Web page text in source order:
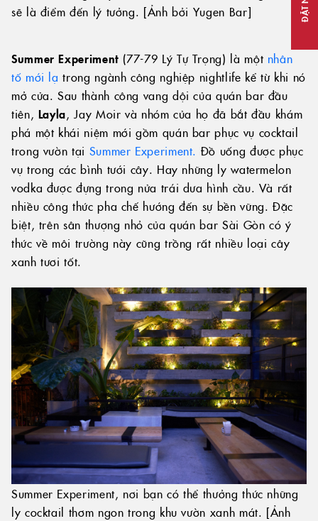
sẽ là điểm đến lý tưởng. [Ảnh bởi Yugen Bar]
Summer Experiment(77-79 Lý Tự Trọng) là một nhân
tố mới lạ trong ngành công nghiệp nightlife kể từ khi nó
mở cửa. Sau thành công vang dội của quán bar đầu
tiên, Layla, Jay Moir và nhóm của họ đã bắt đầu khám
phá một khái niệm mới gồm quán bar phục vụ cocktail
trong vườn tại Summer Experiment. Đồ uống được phục
vụ trong các bình tưới cây. Hay những ly watermelon
vodka được đựng trong nửa trái dưa hình cầu. Và rất
nhiều công thức pha chế hướng đến sự bền vững. Đặc
biệt, trên sân thượng nhỏ của quán bar Sài Gòn có ý
thức về môi trường này cũng trồng rất nhiều loại cây
xanh tươi tốt.
Summer Experiment, nơi bạn có thể thưởng thức những
ly cocktail thơm ngon trong khu vườn xanh mát. [Ảnh